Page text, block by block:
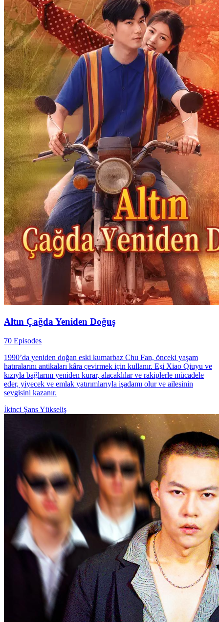
Altın Çağda Yeniden Doğuş
70 Episodes
1990’da yeniden doğan eski kumarbaz Chu Fan, önceki yaşam
hatıralarını antikaları kâra çevirmek için kullanır. Eşi Xiao Qiuyu ve
kızıyla bağlarını yeniden kurar, alacaklılar ve rakiplerle mücadele
eder, yiyecek ve emlak yatırımlarıyla işadamı olur ve ailesinin
sevgisini kazanır.
İkinci ŞansYükseliş